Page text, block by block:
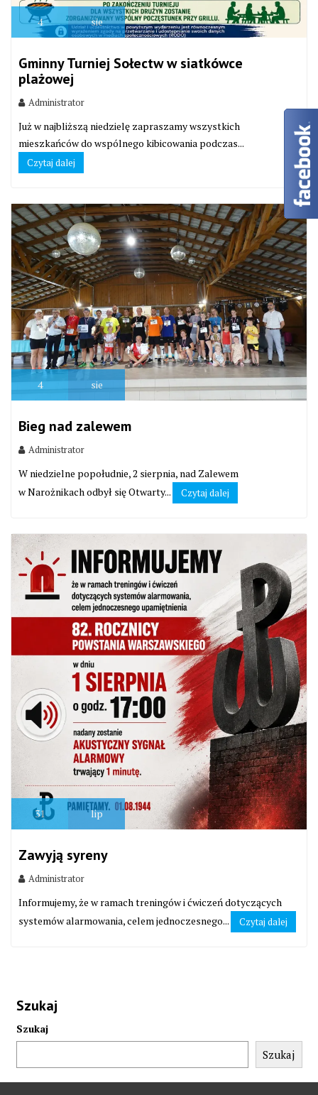
4 sie
Gminny Turniej Sołectw w siatkówce
plażowej
Administrator
Już w najbliższą niedzielę zapraszamy wszystkich
mieszkańców do wspólnego kibicowania podczas...
Czytaj dalej
4 sie
Bieg nad zalewem
Administrator
W niedzielne popołudnie, 2 sierpnia, nad Zalewem
w Narożnikach odbył się Otwarty...
Czytaj dalej
31 lip
Zawyją syreny
Administrator
Informujemy, że w ramach treningów i ćwiczeń dotyczących
systemów alarmowania, celem jednoczesnego...
Czytaj dalej
Szukaj
Szukaj
Szukaj